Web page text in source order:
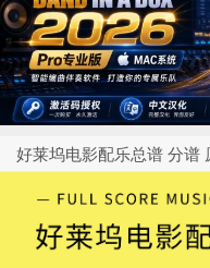
好莱坞电影配乐总谱 分谱